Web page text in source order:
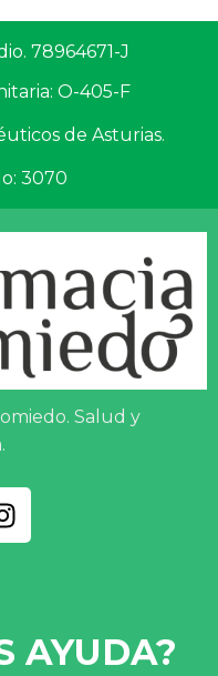
78964671-J
O-405-F
de Asturias.
3070
Salud y
AYUDA?